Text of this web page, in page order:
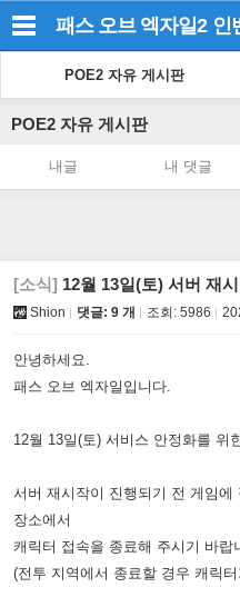
패스 오브 엑자일2 인
POE2 자유 게시판
POE2 자유 게시판
내글 내 댓글
[소식] 12월 13일(토) 서버 재
Shion 댓글: 9 개 조회: 5986
안녕하세요.
패스 오브 엑자일입니다.
12월 13일(토) 서비스 안정화를 위
서버 재시작이 진행되기 전 게임
장소에서
캐릭터 접속을 종료해 주시기 바랍
(전투 지역에서 종료할 경우 캐릭